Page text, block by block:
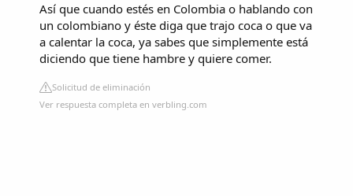
Así que cuando estés en Colombia o hablando con
un colombiano y éste diga que trajo coca o que va
a calentar la coca, ya sabes que simplemente está
diciendo que tiene hambre y quiere comer.
Solicitud de eliminación
Ver respuesta completa en verbling.com